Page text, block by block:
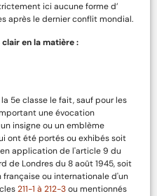
ici aucune forme d’
après le dernier conflit mondial.
en la matière :
5e classe le fait, sauf pour les
une évocation
insigne ou un emblème
ont été portés ou exhibés soit
application de l'article 9 du
de Londres du 8 août 1945, soit
ou internationale d'un
211-1 à 212-3ou mentionnés
PAPIER A G pour
panier